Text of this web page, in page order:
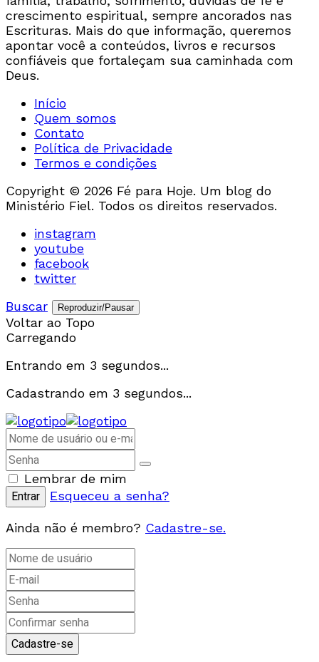
crescimento espiritual, sempre ancorados nas
Escrituras. Mais do que informação, queremos
apontar você a conteúdos, livros e recursos
confiáveis que fortaleçam sua caminhada com
Deus.
Início
Quem somos
Contato
Política de Privacidade
Termos e condições
Copyright © 2026 Fé para Hoje. Um blog do
Ministério Fiel. Todos os direitos reservados.
instagram
youtube
facebook
twitter
Buscar
Reproduzir/Pausar
Voltar ao Topo
Carregando
Entrando em 3 segundos...
Cadastrando em 3 segundos...
Lembrar de mim
Esqueceu a senha?
Ainda não é membro? Cadastre-se.